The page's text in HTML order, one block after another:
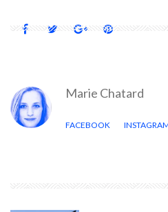
Marie Chatard
FACEBOOK